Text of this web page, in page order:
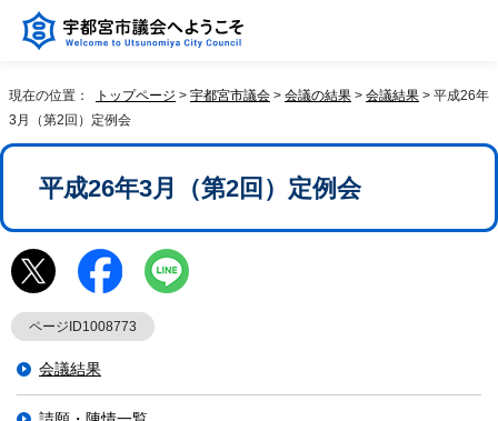
現在の位置： トップページ > 宇都宮市議会 > 会議の結果 > 会議結果 > 平成26年
3月（第2回）定例会
平成26年3月（第2回）定例会
ページID1008773
会議結果